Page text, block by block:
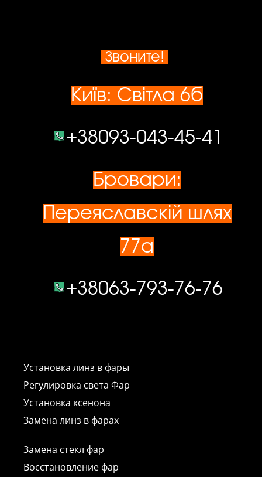
Звоните!
Київ: Світла 6б
+38093-043-45-41
Бровари:
Переяславскій шлях
77а
+38063-793-76-76
Установка линз в фары
Регулировка света Фар
Установка ксенона
Замена линз в фарах
Замена стекл фар
Восстановление фар